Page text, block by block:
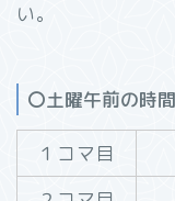
い。
〇土曜午前の時
１コマ目